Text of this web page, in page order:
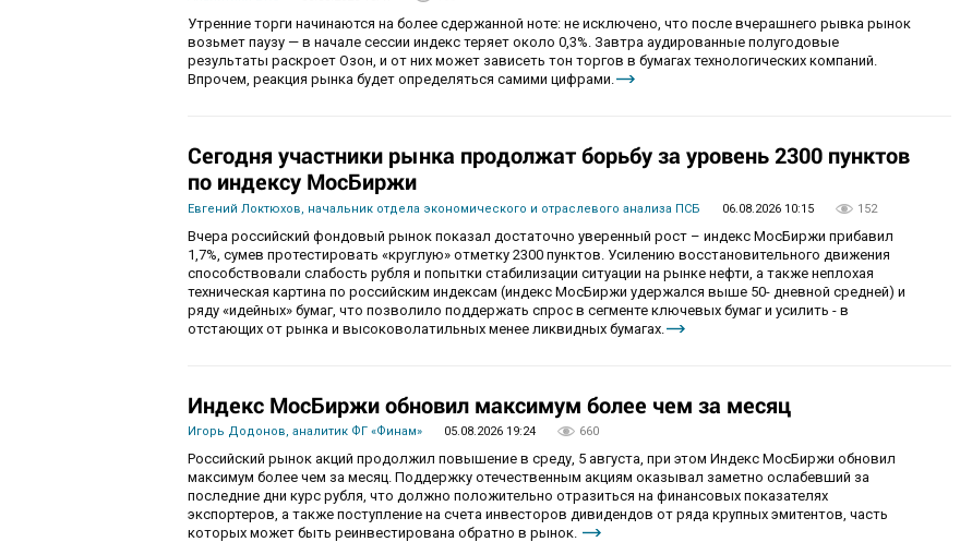
Утренние торги начинаются на более сдержанной ноте: не исключено, что после вчерашнего рывка рынок
возьмет паузу — в начале сессии индекс теряет около 0,3%. Завтра аудированные полугодовые
результаты раскроет Озон, и от них может зависеть тон торгов в бумагах технологических компаний.
Впрочем, реакция рынка будет определяться самими цифрами.
Сегодня участники рынка продолжат борьбу за уровень 2300 пунктов
по индексу МосБиржи
Евгений Локтюхов, начальник отдела экономического и отраслевого анализа ПСБ 06.08.2026 10:15 152
Вчера российский фондовый рынок показал достаточно уверенный рост – индекс МосБиржи прибавил
1,7%, сумев протестировать «круглую» отметку 2300 пунктов. Усилению восстановительного движения
способствовали слабость рубля и попытки стабилизации ситуации на рынке нефти, а также неплохая
техническая картина по российским индексам (индекс МосБиржи удержался выше 50- дневной средней) и
ряду «идейных» бумаг, что позволило поддержать спрос в сегменте ключевых бумаг и усилить - в
отстающих от рынка и высоковолатильных менее ликвидных бумагах.
Индекс МосБиржи обновил максимум более чем за месяц
Игорь Додонов, аналитик ФГ «Финам» 05.08.2026 19:24 660
Российский рынок акций продолжил повышение в среду, 5 августа, при этом Индекс МосБиржи обновил
максимум более чем за месяц. Поддержку отечественным акциям оказывал заметно ослабевший за
последние дни курс рубля, что должно положительно отразиться на финансовых показателях
экспортеров, а также поступление на счета инвесторов дивидендов от ряда крупных эмитентов, часть
которых может быть реинвестирована обратно в рынок.